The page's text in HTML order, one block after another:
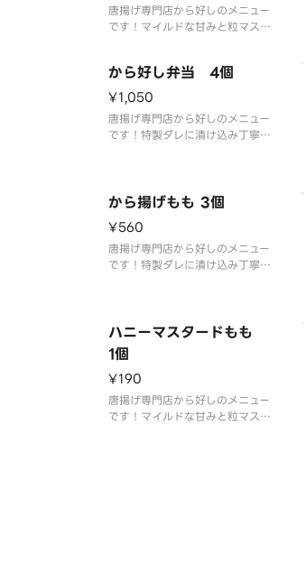
唐揚げ専門店から好しのメニュー
です！マイルドな甘みと粒マスタ
す。
から好し弁当 4個
¥1,050
唐揚げ専門店から好しのメニュー
です！特製ダレに漬け込み丁寧に
から揚げもも 3個
¥560
唐揚げ専門店から好しのメニュー
です！特製ダレに漬け込み丁寧に
ハニーマスタードもも
1個
¥190
唐揚げ専門店から好しのメニュー
です！マイルドな甘みと粒マスタ